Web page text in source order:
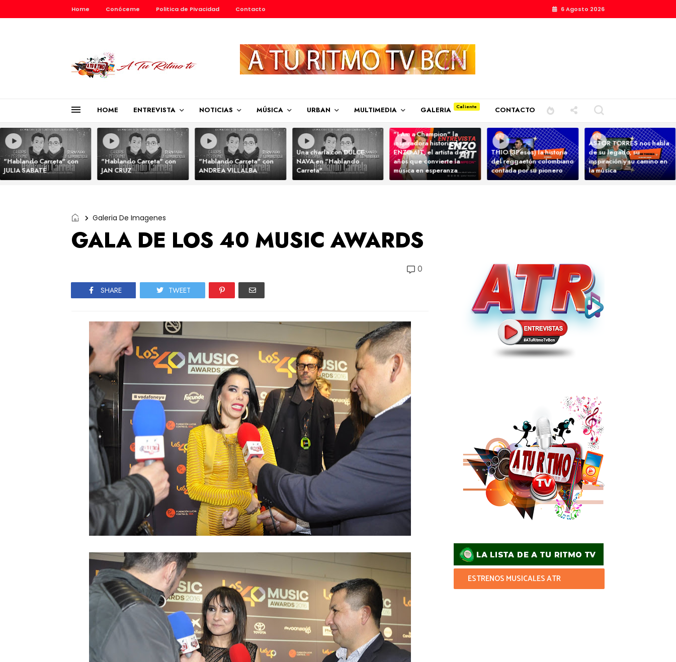
Home Conóceme Politica de Pivacidad Contacto 6 Agosto 2026
HOME ENTREVISTA NOTICIAS MÚSICA URBAN MULTIMEDIA GALERIA CONTACTO
"Hablando Carreta" con
JULIA SABATÉ
"Hablando Carreta" con
JAN CRUZ
"Hablando Carreta" con
ANDREA VILLALBA
Una charla con DULCE
NAVA en "Hablando
Carreta"
"I Am a Champion" la
inspiradora historia de
ENZO AIT, el artista de 9
años que convierte la
música en esperanza
THIO (3Pesos) la historia
del reggaetón colombiano
contada por su pionero
ASTOR TORRES nos habla
de su legado, su
inspiración y su camino en
la música
Galeria De Imagenes
GALA DE LOS 40 MUSIC AWARDS
0
SHARE TWEET
ESTRENOS MUSICALES ATR